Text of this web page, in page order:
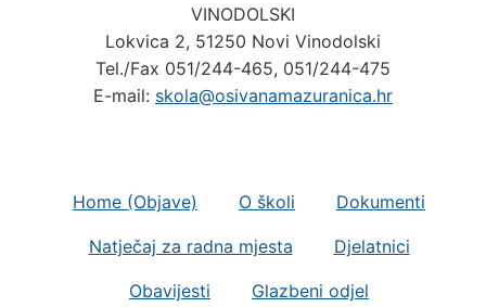
VINODOLSKI
Lokvica 2, 51250 Novi Vinodolski
Tel./Fax 051/244-465, 051/244-475
E-mail: skola@osivanamazuranica.hr
Home (Objave) O školi Dokumenti
Natječaj za radna mjesta Djelatnici
Obavijesti Glazbeni odjel